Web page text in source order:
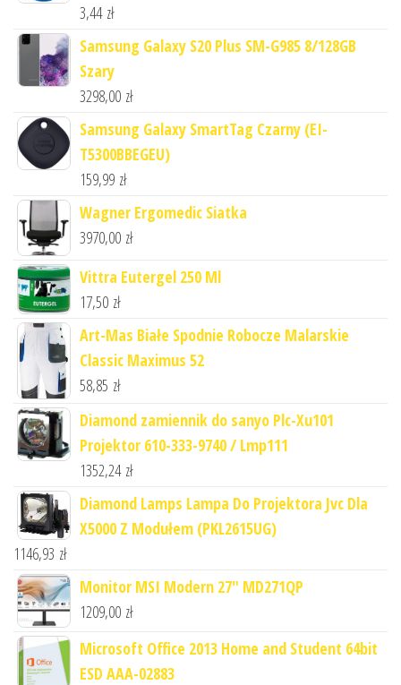
3,44 zł
Samsung Galaxy S20 Plus SM-G985 8/128GB
Szary
3298,00 zł
Samsung Galaxy SmartTag Czarny (EI-
T5300BBEGEU)
159,99 zł
Wagner Ergomedic Siatka
3970,00 zł
Vittra Eutergel 250 Ml
17,50 zł
Art-Mas Białe Spodnie Robocze Malarskie
Classic Maximus 52
58,85 zł
Diamond zamiennik do sanyo Plc-Xu101
Projektor 610-333-9740 / Lmp111
1352,24 zł
Diamond Lamps Lampa Do Projektora Jvc Dla
X5000 Z Modułem (PKL2615UG)
1146,93 zł
Monitor MSI Modern 27" MD271QP
1209,00 zł
Microsoft Office 2013 Home and Student 64bit
ESD AAA-02883